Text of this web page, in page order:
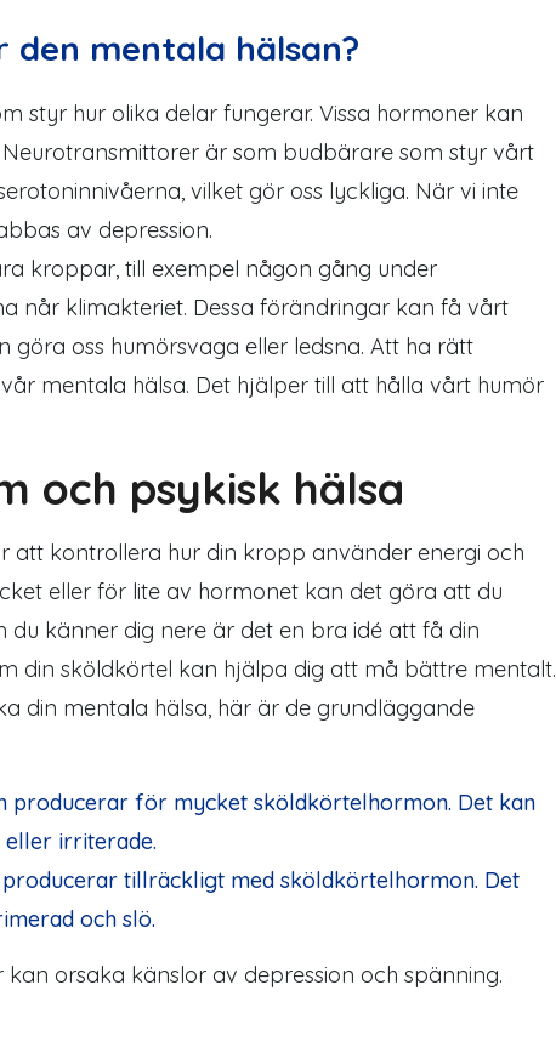
mentala hälsan?
styr hur olika delar fungerar. Vissa hormoner kan
är som budbärare som styr vårt
vilket gör oss lyckliga. När vi inte
av depression.
kroppar, till exempel någon gång under
når klimakteriet. Dessa förändringar kan få vårt
oss humörsvaga eller ledsna. Att ha rätt
mentala hälsa. Det hjälper till att hålla vårt humör
och psykisk hälsa
att kontrollera hur din kropp använder energi och
eller för lite av hormonet kan det göra att du
du känner dig nere är det en bra idé att få din
din sköldkörtel kan hjälpa dig att må bättre mentalt.
din mentala hälsa, här är de grundläggande
producerar för mycket sköldkörtelhormon. Det kan
eller irriterade.
tillräckligt med sköldkörtelhormon. Det
och slö.
orsaka känslor av depression och spänning.